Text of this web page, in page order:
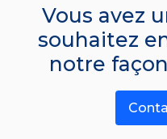
Vous avez
souhaitez
notre